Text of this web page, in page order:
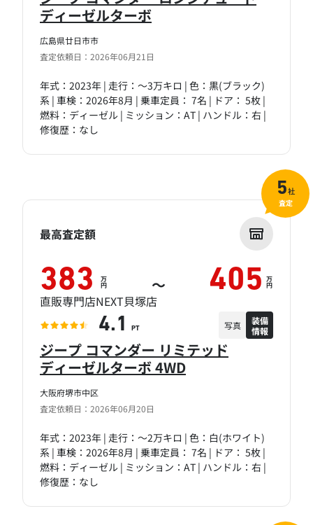
広島県廿日市市
査定依頼日：2026年06月21日
ディーゼルターボ
年式：2023年 | 走行：～3万キロ | 色：黒(ブラック)
系 | 車検：2026年8月 | 乗車定員： 7名 | ドア： 5枚 |
燃料：ディーゼル | ミッション：AT | ハンドル：右 |
修復歴：なし
大阪府堺市中区
査定依頼日：2026年06月20日
ジープ コマンダー リミテッド
ディーゼルターボ 4WD
年式：2023年 | 走行：～2万キロ | 色：白(ホワイト)
系 | 車検：2026年8月 | 乗車定員： 7名 | ドア： 5枚 |
燃料：ディーゼル | ミッション：AT | ハンドル：右 |
修復歴：なし
最高査定額
383 万
円 ～ 405 万
円
直販専門店NEXT貝塚店
4.1 PT 写真
装備
情報
5社
査定